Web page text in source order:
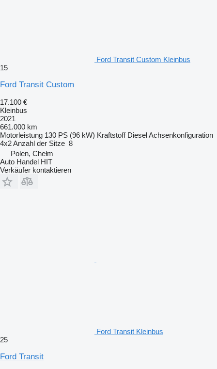
Ford Transit Custom Kleinbus
15
Ford Transit Custom
17.100 €
Kleinbus
2021
661.000 km
Motorleistung 130 PS (96 kW) Kraftstoff DieselAchsenkonfiguration
4x2Anzahl der Sitze 8
Polen, Chełm
Auto Handel HIT
Verkäufer kontaktieren
Ford Transit Kleinbus
25
Ford Transit